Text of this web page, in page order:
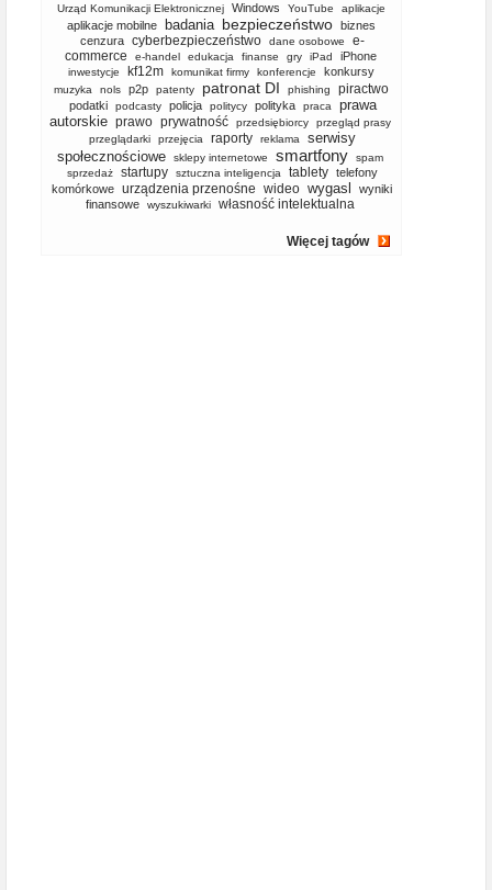
Urząd Komunikacji Elektronicznej Windows YouTube aplikacje
aplikacje mobilne badania bezpieczeństwo biznes
cenzura cyberbezpieczeństwo dane osobowe
e-
commerce
e-handel edukacja finanse gry iPad iPhone
inwestycje kf12m komunikat firmy konferencje konkursy
muzyka nols p2p patenty patronat DI phishing piractwo
podatki podcasty policja politycy polityka praca
prawa
autorskie prawo prywatność przedsiębiorcy
przegląd prasy
przeglądarki
przejęcia raporty reklama
serwisy
społecznościowe
sklepy internetowe smartfony
spam
sprzedaż
startupy sztuczna inteligencja tablety telefony
komórkowe
urządzenia przenośne wideo wygasl
wyniki
finansowe
wyszukiwarki własność intelektualna
Więcej tagów